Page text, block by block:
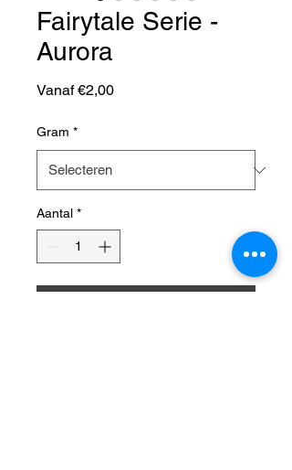
Fairytale Serie -
Aurora
Vanaf€2,00Verkoopprijs
Gram *
Aantal *